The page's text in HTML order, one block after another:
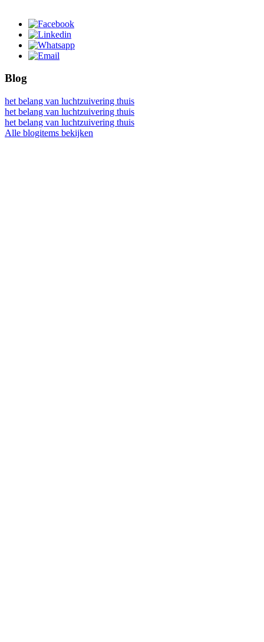
Blog
het belang van luchtzuivering thuis
het belang van luchtzuivering thuis
het belang van luchtzuivering thuis
Alle blogitems bekijken